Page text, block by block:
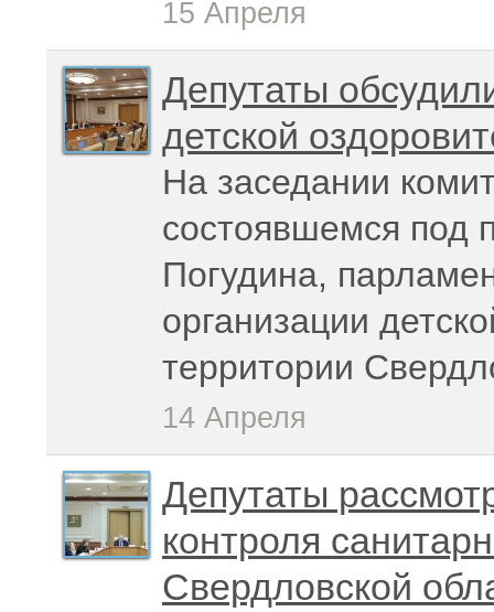
15 Апреля
Депутаты
детской
На заседании
состоявшемся под
Погудина,
организации
территории
14 Апреля
Депутаты
контроля
Свердловской